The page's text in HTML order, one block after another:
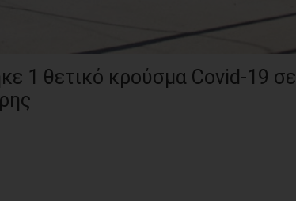
θετικό κρούσμα Covid-19 σε